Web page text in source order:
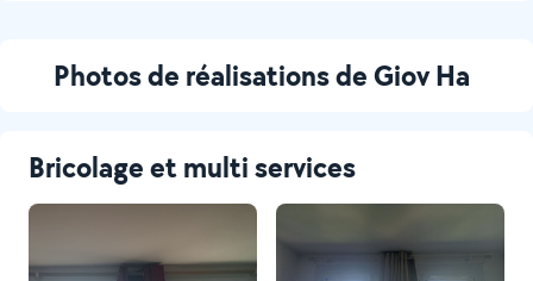
Photos de réalisations de Giov Ha
Bricolage et multi services